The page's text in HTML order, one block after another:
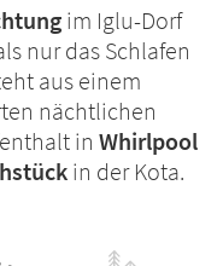
im Iglu-Dorf
nur das Schlafen
aus einem
nächtlichen
in Whirlpool
in der Kota.